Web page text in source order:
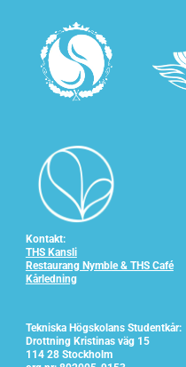
Kontakt:
THS Kansli
Restaurang Nymble & THS Café
Kårledning
Tekniska Högskolans Studentkår:
Drottning Kristinas väg 15
114 28 Stockholm